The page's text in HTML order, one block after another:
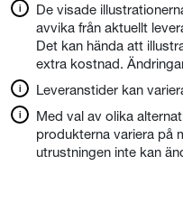
De visade
avvika från aktuellt
Det kan hända att
extra kostnad.
Leveranstider kan
Med val av olika
produkterna variera på
utrustningen inte kan